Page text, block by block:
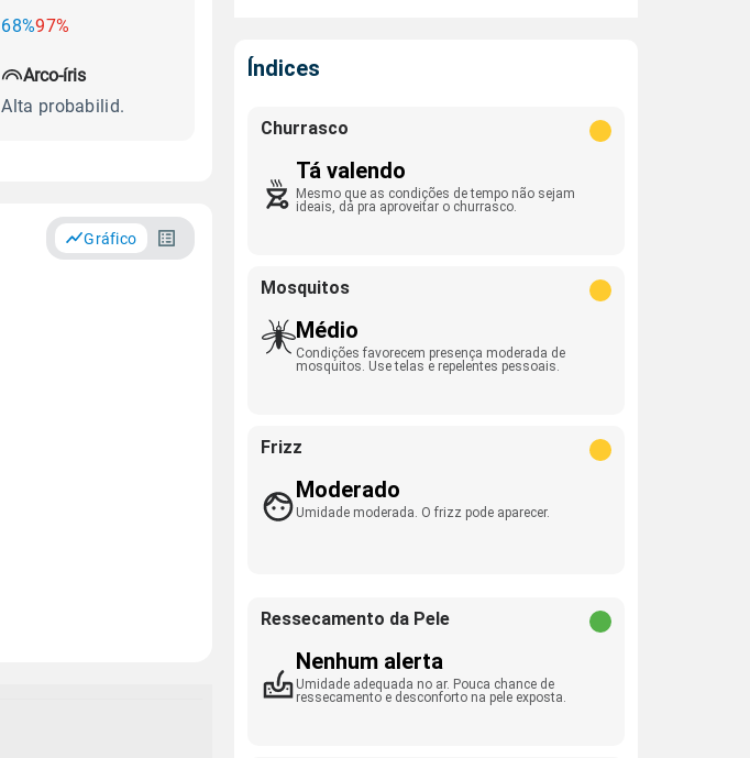
68%97%
Arco-íris
Alta probabilid.
Gráfico
Índices
Churrasco
Tá valendo
Mesmo que as condições de tempo não sejam
ideais, dá pra aproveitar o churrasco.
Mosquitos
Médio
Condições favorecem presença moderada de
mosquitos. Use telas e repelentes pessoais.
Frizz
Moderado
Umidade moderada. O frizz pode aparecer.
Ressecamento da Pele
Nenhum alerta
Umidade adequada no ar. Pouca chance de
ressecamento e desconforto na pele exposta.